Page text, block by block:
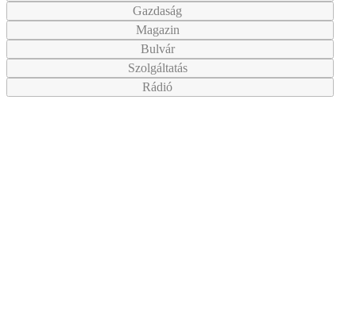
Gazdaság
Magazin
Bulvár
Szolgáltatás
Rádió